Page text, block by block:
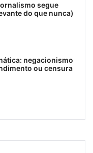
segue
do que nunca)
negacionismo
ou censura